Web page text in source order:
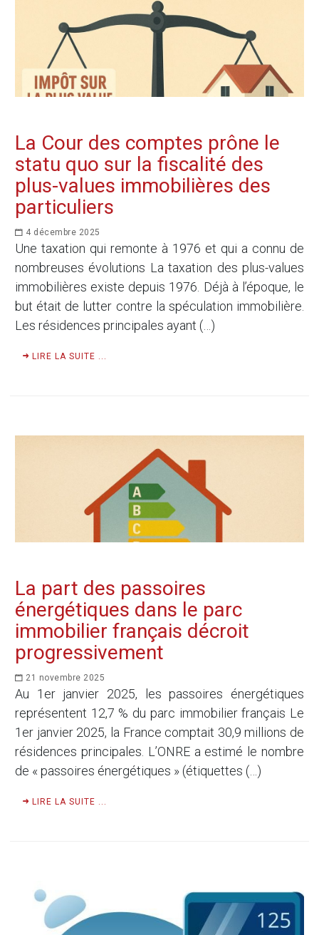
La Cour des comptes prône le
statu quo sur la fiscalité des
plus-values immobilières des
particuliers
4 décembre 2025
Une taxation qui remonte à 1976 et qui a connu de
nombreuses évolutions La taxation des plus-values
immobilières existe depuis 1976. Déjà à l’époque, le
but était de lutter contre la spéculation immobilière.
Les résidences principales ayant (…)
LIRE LA SUITE ...
La part des passoires
énergétiques dans le parc
immobilier français décroit
progressivement
21 novembre 2025
Au 1er janvier 2025, les passoires énergétiques
représentent 12,7 % du parc immobilier français Le
1er janvier 2025, la France comptait 30,9 millions de
résidences principales. L’ONRE a estimé le nombre
de « passoires énergétiques » (étiquettes (…)
LIRE LA SUITE ...